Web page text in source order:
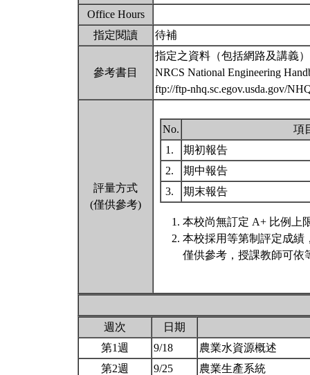
Office Hours
指定閱讀
待補
參考書目
指定之資料（包括網路及講義）
NRCS National Engineering
ftp://ftp-nhq.sc.egov.usda.gov/
評量方式
(僅供參考)
No.
項
1.
期初報告
2.
期中報告
3.
期末報告
本校尚無訂定 A+ 比例上
本校採用等第制評定成績
僅供參考，授課教師可依
週次
日期
第1週
9/18
農業水資源概述
第2週
9/25
農業生產系統